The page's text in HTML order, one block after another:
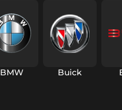
BMW Buick